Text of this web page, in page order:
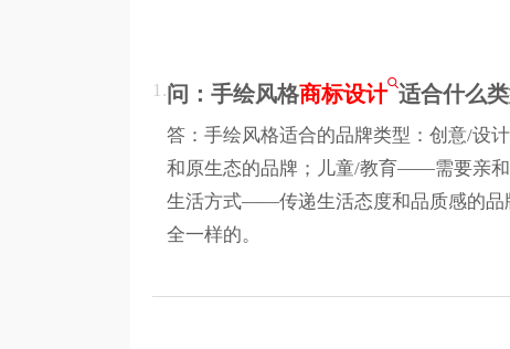
1.问：手绘风格商标设计 适合什么
答：手绘风格适合的品牌类型：创意/
和原生态的品牌；儿童/教育——需要亲
生活方式——传递生活态度和品质感的
全一样的。